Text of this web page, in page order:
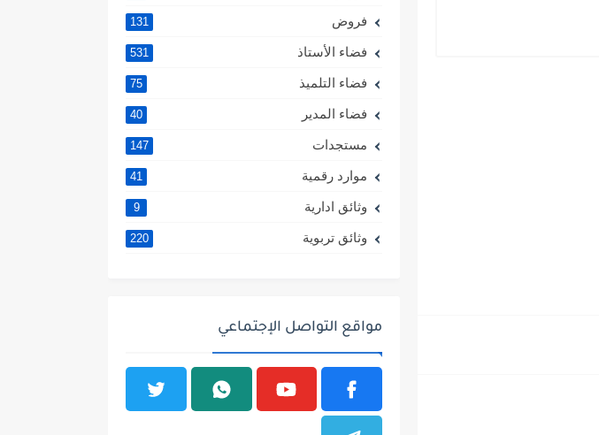
فروض 131
فضاء الأستاذ 531
فضاء التلميذ 75
فضاء المدير 40
مستجدات 147
موارد رقمية 41
وثائق ادارية 9
وثائق تربوية 220
مواقع التواصل الإجتماعي